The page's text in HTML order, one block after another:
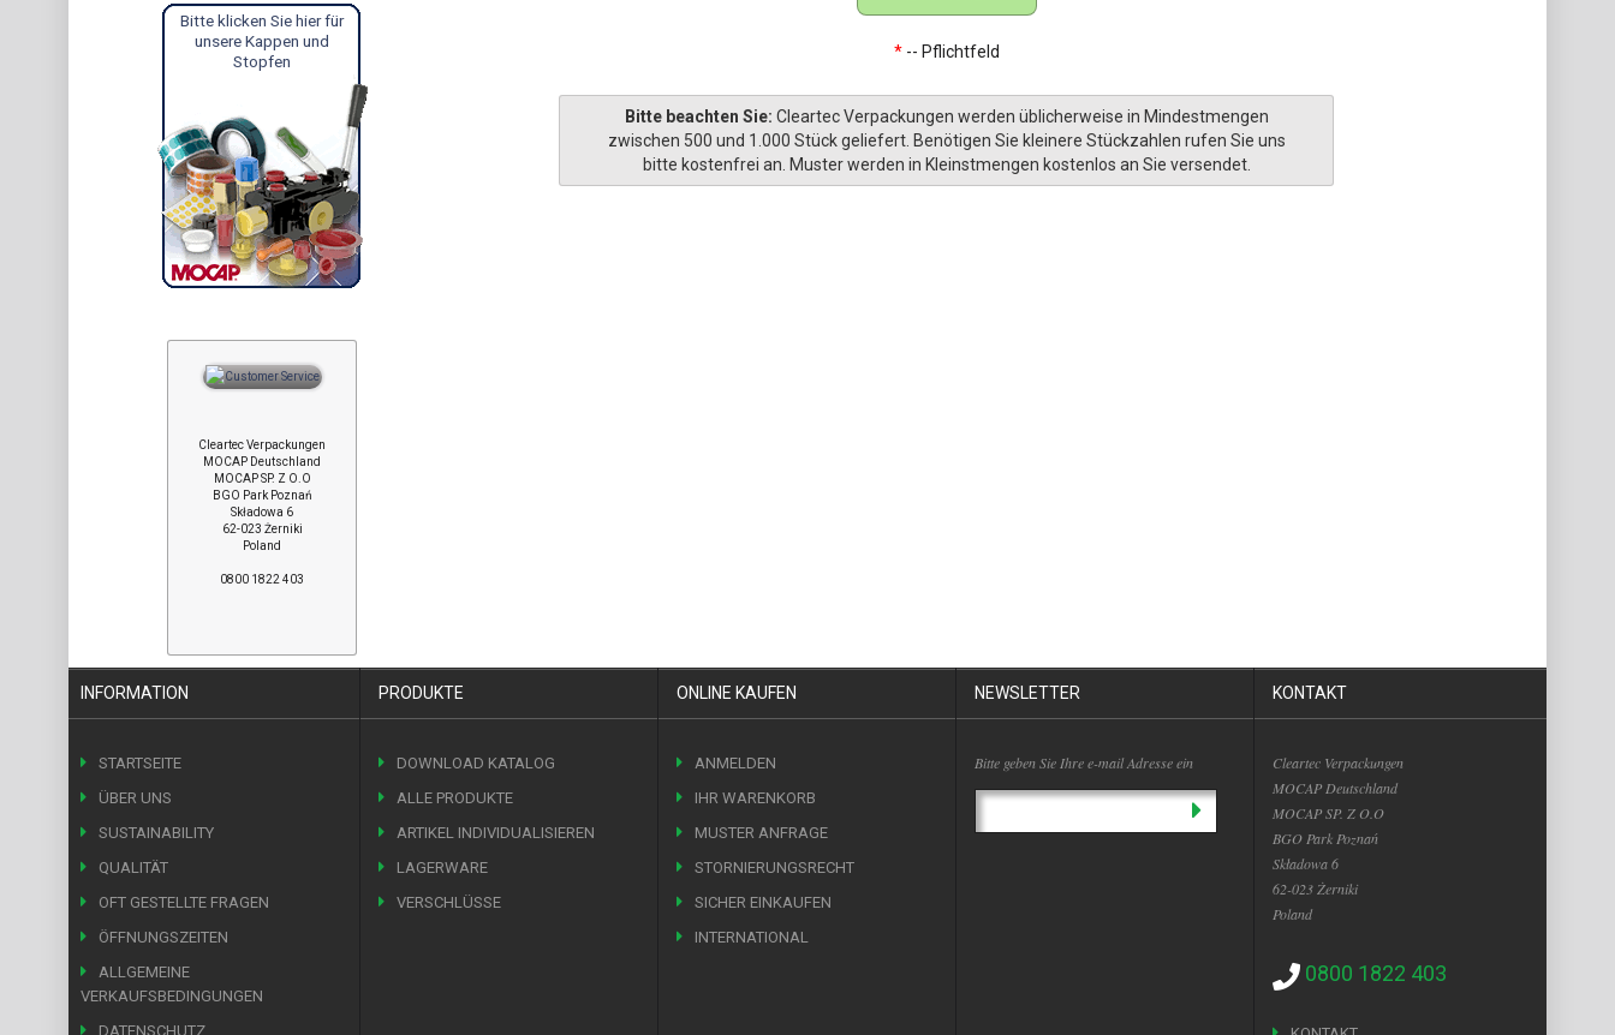
*-- Pflichtfeld
Bitte beachten Sie: Cleartec Verpackungen werden üblicherweise in Mindestmengen
zwischen 500 und 1.000 Stück geliefert. Benötigen Sie kleinere Stückzahlen rufen Sie uns
bitte kostenfrei an. Muster werden in Kleinstmengen kostenlos an Sie versendet.
Bitte klicken Sie hier für
unsere Kappen und
Stopfen
Cleartec Verpackungen
MOCAP Deutschland
MOCAP SP. Z O.O
BGO Park Poznań
Składowa 6
62-023 Żerniki
Poland
0800 1822 403
INFORMATION
STARTSEITE
ÜBER UNS
SUSTAINABILITY
QUALITÄT
OFT GESTELLTE FRAGEN
ÖFFNUNGSZEITEN
ALLGEMEINE
VERKAUFSBEDINGUNGEN
DATENSCHUTZ
PRODUKTE
DOWNLOAD KATALOG
ALLE PRODUKTE
ARTIKEL INDIVIDUALISIEREN
LAGERWARE
VERSCHLÜSSE
ONLINE KAUFEN
ANMELDEN
IHR WARENKORB
MUSTER ANFRAGE
STORNIERUNGSRECHT
SICHER EINKAUFEN
INTERNATIONAL
NEWSLETTER
Bitte geben Sie Ihre e-mail Adresse ein
KONTAKT
Cleartec Verpackungen
MOCAP Deutschland
MOCAP SP. Z O.O
BGO Park Poznań
Składowa 6
62-023 Żerniki
Poland
0800 1822 403